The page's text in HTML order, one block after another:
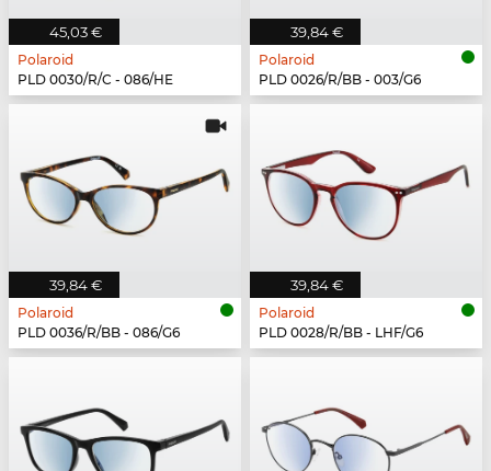
45,03 €
Polaroid
PLD 0030/R/C - 086/HE
39,84 €
Polaroid
PLD 0026/R/BB - 003/G6
39,84 €
Polaroid
PLD 0036/R/BB - 086/G6
39,84 €
Polaroid
PLD 0028/R/BB - LHF/G6